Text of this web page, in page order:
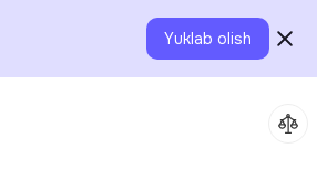
Yuklab olish